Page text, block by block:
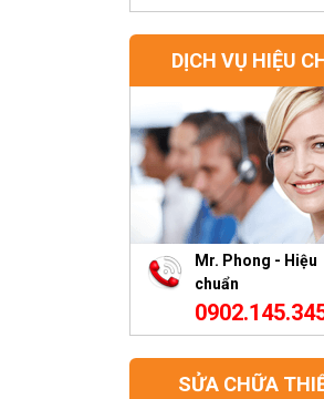
DỊCH VỤ HIỆU
Mr. Phong - Hiệu
chuẩn
SỬA CHỮA